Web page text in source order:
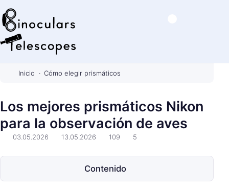
c
u
l
r
&
Inicio Cómo elegir prismáticos
Los mejores prismáticos Nikon
para la observación de aves
03.05.2026 13.05.2026 109 5
Contenido